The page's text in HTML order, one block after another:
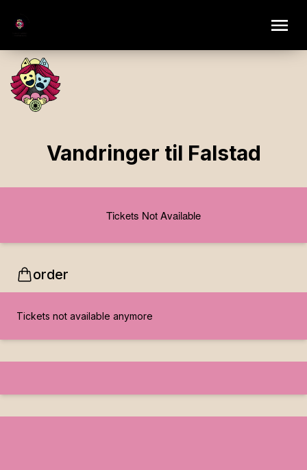
Vandringer til Falstad
Tickets Not Available
order
Tickets not available anymore